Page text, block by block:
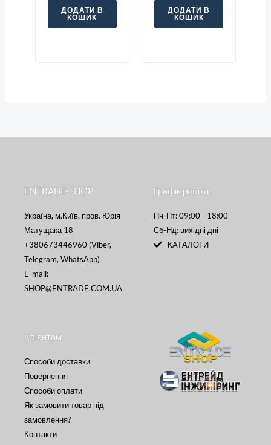
ДОДАТИ В
КОШИК
ДОДАТИ В
КОШИК
ENTRADE-SHOP
Україна, м.Київ, пров. Юрія
Матущака 18
+380673446960 (Viber,
Telegram, WhatsApp)
E-mail:
SHOP@ENTRADE.COM.UA
Графік роботи
Пн-Пт: 09:00 - 18:00
Сб-Нд: вихідні дні
КАТАЛОГИ
Клієнтам
Способи доставки
Повернення
Способи оплати
Як замовити товар під
замовлення?
Контакти